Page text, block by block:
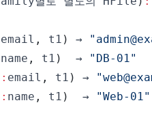
email , t1 ) →
name , t1 )
  →
"DB-01"
: email , t1 ) →
: name , t1 )
  →
"Web-01"